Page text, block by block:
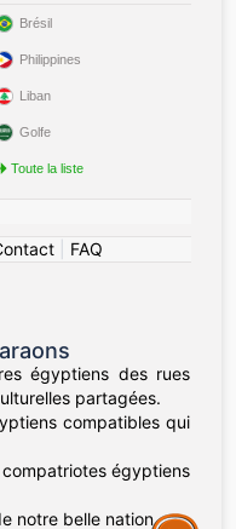
Brésil
Philippines
Liban
Golfe
Toute la liste
| FAQ
égyptiens des rues
partagées.
compatibles qui
égyptiens
notre belle nation.